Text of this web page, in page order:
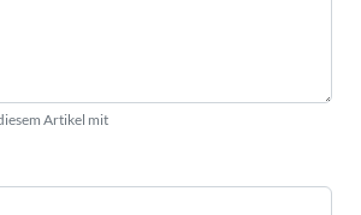
Artikel mit